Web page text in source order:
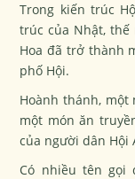
Trong kiến trúc
trúc của Nhật,
Hoa đã trở thành
phố Hội.
Hoành thánh, một
một món ăn
của người dân Hội
Có nhiều tên gọi